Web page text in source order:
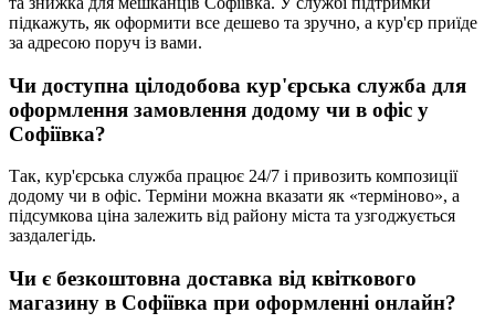
підкажуть, як оформити все дешево та зручно, а кур'єр приїде
за адресою поруч із вами.
Чи доступна цілодобова кур'єрська служба для
оформлення замовлення додому чи в офіс у
Софіївка?
Так, кур'єрська служба працює 24/7 і привозить композиції
додому чи в офіс. Терміни можна вказати як «терміново», а
підсумкова ціна залежить від району міста та узгоджується
заздалегідь.
Чи є безкоштовна доставка від квіткового
магазину в Софіївка при оформленні онлайн?